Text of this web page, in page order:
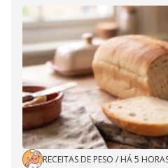
RECEITAS DE PESO / HÁ 5